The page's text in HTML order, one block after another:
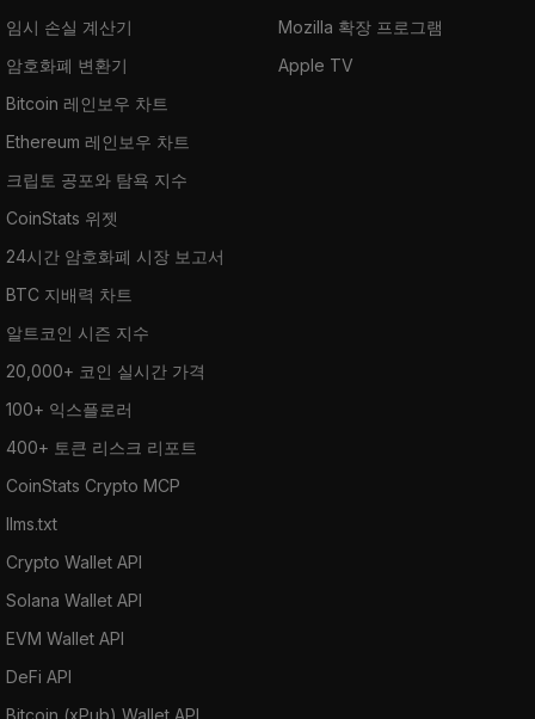
임시 손실 계산기
암호화폐 변환기
Bitcoin 레인보우 차트
Ethereum 레인보우 차트
크립토 공포와 탐욕 지수
CoinStats 위젯
24시간 암호화폐 시장 보고서
BTC 지배력 차트
알트코인 시즌 지수
20,000+ 코인 실시간 가격
100+ 익스플로러
400+ 토큰 리스크 리포트
CoinStats Crypto MCP
llms.txt
Crypto Wallet API
Solana Wallet API
EVM Wallet API
DeFi API
Bitcoin (xPub) Wallet API
Mozilla 확장 프로그램
Apple TV